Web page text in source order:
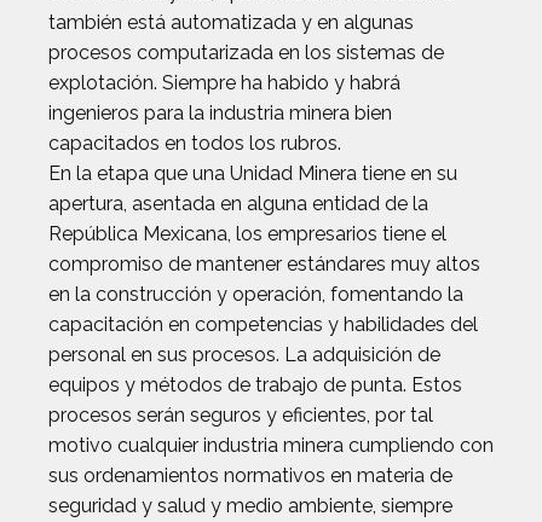
también está automatizada y en algunas
procesos computarizada en los sistemas de
explotación. Siempre ha habido y habrá
ingenieros para la industria minera bien
capacitados en todos los rubros.
En la etapa que una Unidad Minera tiene en su
apertura, asentada en alguna entidad de la
República Mexicana, los empresarios tiene el
compromiso de mantener estándares muy altos
en la construcción y operación, fomentando la
capacitación en competencias y habilidades del
personal en sus procesos. La adquisición de
equipos y métodos de trabajo de punta. Estos
procesos serán seguros y eficientes, por tal
motivo cualquier industria minera cumpliendo con
sus ordenamientos normativos en materia de
seguridad y salud y medio ambiente, siempre